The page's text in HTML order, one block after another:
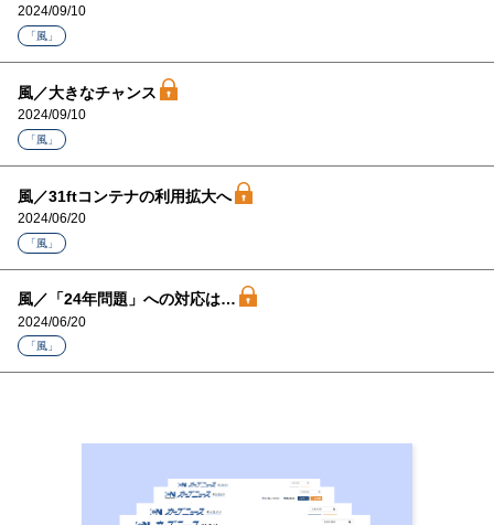
2024/09/10
「風」
風／大きなチャンス
2024/09/10
「風」
風／31ftコンテナの利用拡大へ
2024/06/20
「風」
風／「24年問題」への対応は…
2024/06/20
「風」